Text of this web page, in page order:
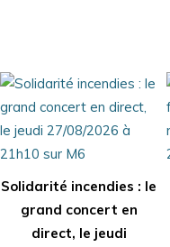
Solidarité incendies : le
grand concert en
direct, le jeudi